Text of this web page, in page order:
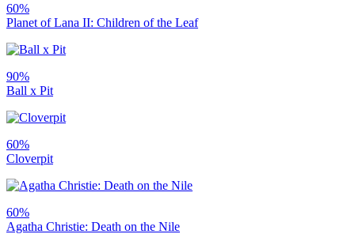
60%
Planet of Lana II: Children of the Leaf
90%
Ball x Pit
60%
Cloverpit
60%
Agatha Christie: Death on the Nile